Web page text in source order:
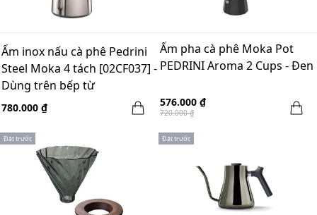
Ấm inox nấu cà phê Pedrini
Steel Moka 4 tách [02CF037] -
Dùng trên bếp từ
780.000 ₫
Ấm pha cà phê Moka Pot
PEDRINI Aroma 2 Cups - Đen
576.000 ₫
720.000 ₫
Đặt trước Đặt trước